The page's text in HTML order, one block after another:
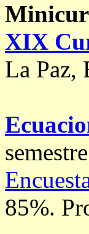
XIX
La Paz,
85%.